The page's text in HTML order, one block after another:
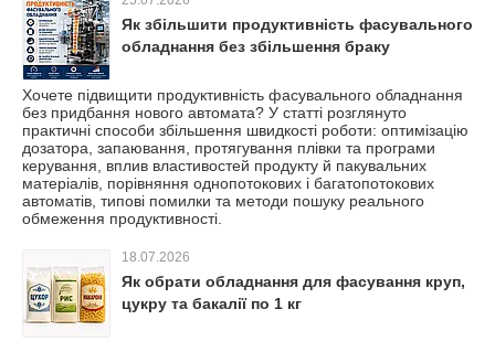
Як збільшити продуктивність фасувального
обладнання без збільшення браку
Хочете підвищити продуктивність фасувального обладнання
без придбання нового автомата? У статті розглянуто
практичні способи збільшення швидкості роботи: оптимізацію
дозатора, запаювання, протягування плівки та програми
керування, вплив властивостей продукту й пакувальних
матеріалів, порівняння однопотокових і багатопотокових
автоматів, типові помилки та методи пошуку реального
обмеження продуктивності.
18.07.2026
Як обрати обладнання для фасування круп,
цукру та бакалії по 1 кг